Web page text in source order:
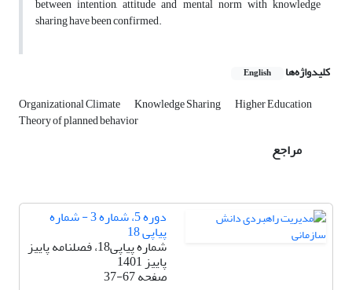
between intention, attitude and mental norm with knowledge
sharing have been confirmed.
کلیدواژه‌ها English
Organizational Climate Knowledge Sharing Higher Education
Theory of planned behavior
مراجع
دوره 5، شماره 3 - شماره
پیاپی 18
شماره پیاپی18، فصلنامه پاییز
پاییز 1401
صفحه37-67